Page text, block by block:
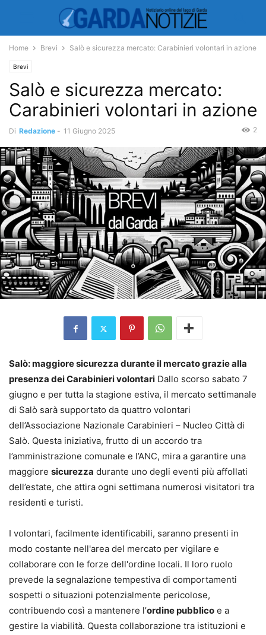
Home Brevi Salò e sicurezza mercato: Carabinieri volontari in azione
Brevi
Salò e sicurezza mercato:
Carabinieri volontari in azione
Di Redazione - 11 Giugno 2025 2
Salò: maggiore sicurezza durante il mercato grazie alla
presenza dei Carabinieri volontari Dallo scorso sabato 7
giugno e per tutta la stagione estiva, il mercato settimanale
di Salò sarà supportato da quattro volontari
dell’Associazione Nazionale Carabinieri – Nucleo Città di
Salò. Questa iniziativa, frutto di un accordo tra
l’amministrazione comunale e l’ANC, mira a garantire una
maggiore sicurezza durante uno degli eventi più affollati
dell’estate, che attira ogni settimana numerosi visitatori tra
residenti e turisti.
I volontari, facilmente identificabili, saranno presenti in
modo costante nell'area del mercato per vigilare e
collaborare con le forze dell'ordine locali. Il loro ruolo
prevede la segnalazione tempestiva di comportamenti
sospetti o situazioni potenzialmente pericolose,
contribuendo così a mantenere l’ordine pubblico e a
gestire la viabilità. Questa collaborazione tra istituzioni e